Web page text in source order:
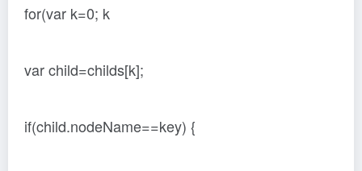
for(var k=0; k
var child=childs[k];
if(child.nodeName==key) {